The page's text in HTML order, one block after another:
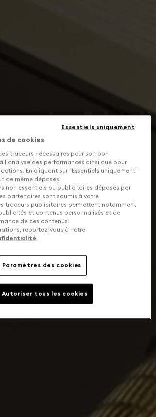
de cookies
traceurs nécessaires pour son bon
l'analyse des performances ainsi que pour
En cliquant sur "Essentiels uniquement"
de même déposés.
non essentiels ou publicitaires déposés par
partenaires sont soumis à votre
traceurs publicitaires permettent notamment
et contenus personnalisés et de
de ces contenus.
reportez-vous à notre
.
Paramètres des cookies
Essentiels uniquement
Autoriser tous les cookies